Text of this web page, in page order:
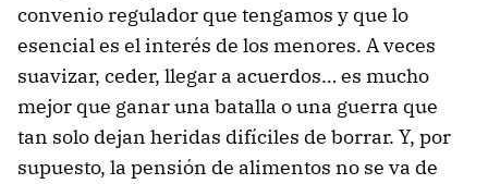
convenio regulador que tengamos y que lo
esencial es el interés de los menores. A veces
suavizar, ceder, llegar a acuerdos… es mucho
mejor que ganar una batalla o una guerra que
tan solo dejan heridas difíciles de borrar. Y, por
supuesto, la pensión de alimentos no se va de